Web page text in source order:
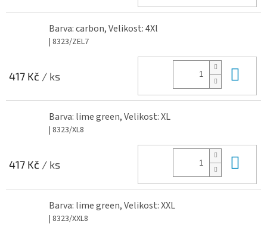
Barva: carbon, Velikost: 4Xl
| 8323/ZEL7
417 Kč / ks
Barva: lime green, Velikost: XL
| 8323/XL8
417 Kč / ks
Barva: lime green, Velikost: XXL
| 8323/XXL8